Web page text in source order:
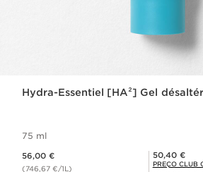
Hydra-Essentiel [HA²] Gel
75 ml
56,00 €
(746,67 €/1L)
Preço Club Clarins 50,40 €
50,40 €
PREÇO CLUB